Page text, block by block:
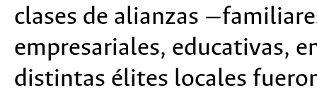
clases de alianzas
empresariales, educativas,
distintas élites locales